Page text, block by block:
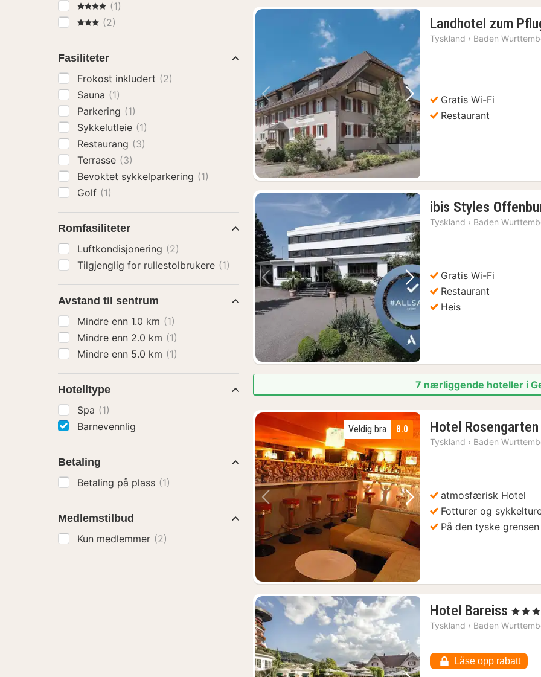
Forrige bilde Neste bilde
Landhotel zum
Tyskland › Baden
Gratis Wi-Fi
Restaurant
Forrige bilde Neste bilde
ibis Styles
Tyskland › Baden
Gratis Wi-Fi
Restaurant
Heis
7 nærliggende hoteller i
Forrige bilde Neste bilde
8.0
Veldig bra Hotel Rosengarten
Tyskland › Baden
atmosfærisk Hotel
Fotturer og
På den tyske grensen
Hotel Bareiss 1
natt
7946
kr.
, 5
Tyskland › Baden
Låse opp rabatt
4 Stjerner
(1)
3 Stjerner
(2)
Fasiliteter
Frokost inkludert (2)
Sauna (1)
Parkering (1)
Sykkelutleie (1)
Restaurang (3)
Terrasse (3)
Bevoktet sykkelparkering (1)
Golf (1)
Romfasiliteter
Luftkondisjonering (2)
Tilgjenglig for rullestolbrukere (1)
Avstand til sentrum
Mindre enn 1.0 km (1)
Mindre enn 2.0 km (1)
Mindre enn 5.0 km (1)
Hotelltype
Spa (1)
Barnevennlig
Betaling
Betaling på plass (1)
Medlemstilbud
Kun medlemmer (2)